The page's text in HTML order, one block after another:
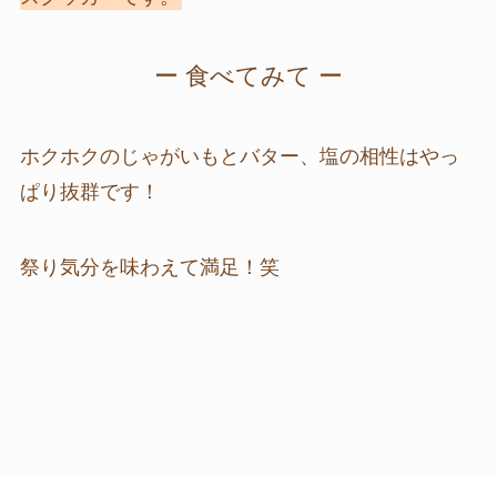
ー 食べてみて ー
ホクホクのじゃがいもとバター、塩の相性はやっ
ぱり抜群です！
祭り気分を味わえて満足！笑